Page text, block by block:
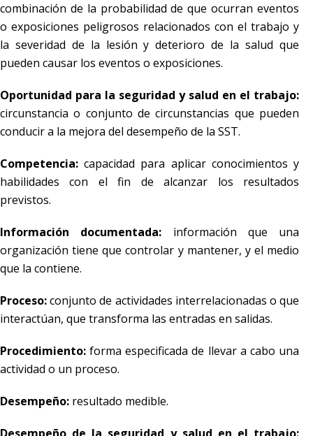
combinación de la probabilidad de que ocurran eventos
o exposiciones peligrosos relacionados con el trabajo y
la severidad de la lesión y deterioro de la salud que
pueden causar los eventos o exposiciones.
Oportunidad para la seguridad y salud en el trabajo:
circunstancia o conjunto de circunstancias que pueden
conducir a la mejora del desempeño de la SST.
Competencia:capacidad para aplicar conocimientos y
habilidades con el fin de alcanzar los resultados
previstos.
Información documentada: información que una
organización tiene que controlar y mantener, y el medio
que la contiene.
Proceso:conjunto de actividades interrelacionadas o que
interactúan, que transforma las entradas en salidas.
Procedimiento:forma especificada de llevar a cabo una
actividad o un proceso.
Desempeño: resultado medible.